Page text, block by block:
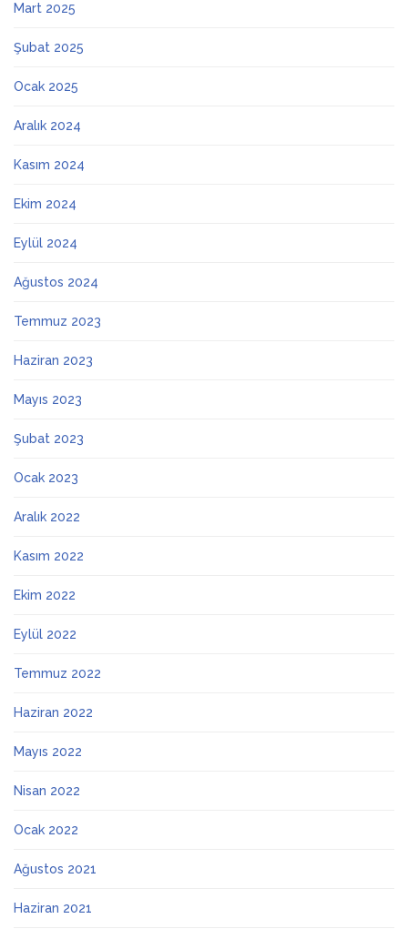
Mart 2025
Şubat 2025
Ocak 2025
Aralık 2024
Kasım 2024
Ekim 2024
Eylül 2024
Ağustos 2024
Temmuz 2023
Haziran 2023
Mayıs 2023
Şubat 2023
Ocak 2023
Aralık 2022
Kasım 2022
Ekim 2022
Eylül 2022
Temmuz 2022
Haziran 2022
Mayıs 2022
Nisan 2022
Ocak 2022
Ağustos 2021
Haziran 2021